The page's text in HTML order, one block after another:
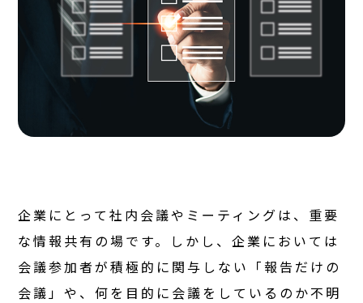
企業にとって社内会議やミーティングは、重要
な情報共有の場です。しかし、企業においては
会議参加者が積極的に関与しない「報告だけの
会議」や、何を目的に会議をしているのか不明